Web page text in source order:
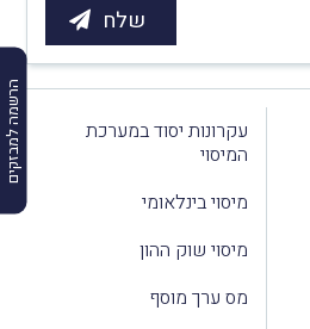
הרשמה למבזקים
עקרונות יסוד במערכת
המיסוי
מיסוי בינלאומי
מיסוי שוק ההון
מס ערך מוסף